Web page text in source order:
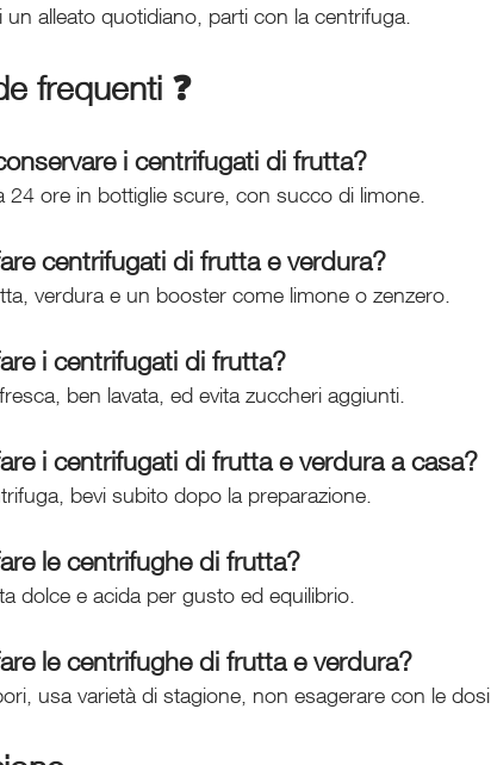
alleato quotidiano, parti con la centrifuga.
frequenti ❓
i centrifugati di frutta?
24 ore in bottiglie scure, con succo di limone.
centrifugati di frutta e verdura?
verdura e un booster come limone o zenzero.
i centrifugati di frutta?
ben lavata, ed evita zuccheri aggiunti.
i centrifugati di frutta e verdura a casa?
bevi subito dopo la preparazione.
le centrifughe di frutta?
dolce e acida per gusto ed equilibrio.
le centrifughe di frutta e verdura?
usa varietà di stagione, non esagerare con le dosi.